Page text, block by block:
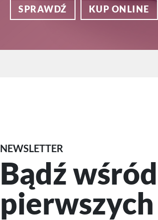
SPRAWDŹ KUP ONLINE
NEWSLETTER
Bądź wśród